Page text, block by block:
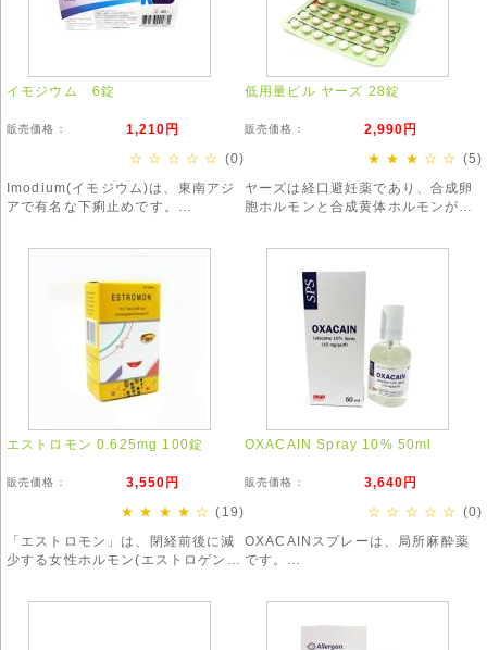
イモジウム 6錠
販売価格： 1,210円
☆ ☆ ☆ ☆ ☆ (0)
Imodium(イモジウム)は、東南アジ
アで有名な下痢止めです。
で、服用の際はお気をつけ下さい。
低用量ピル ヤーズ 28錠
販売価格： 2,990円
★ ★ ★ ☆ ☆ (5)
ヤーズは経口避妊薬であり、合成卵
胞ホルモンと合成黄体ホルモンが配
エストロモン 0.625mg 100錠
販売価格： 3,550円
★ ★ ★ ★ ☆ (19)
「エストロモン」は、閉経前後に減
少する女性ホルモン(エストロゲン)
OXACAIN Spray 10% 50ml
販売価格： 3,640円
☆ ☆ ☆ ☆ ☆ (0)
OXACAINスプレーは、局所麻酔薬
です。